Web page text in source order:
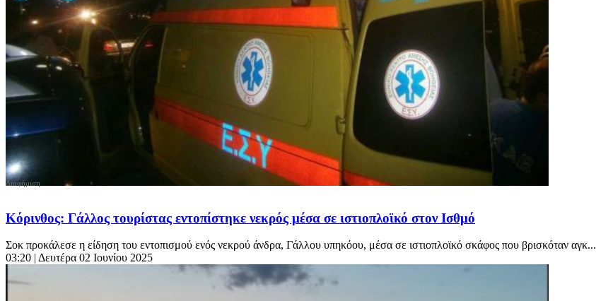
Κόρινθος: Γάλλος τουρίστας εντοπίστηκε νεκρός μέσα σε ιστιοπλοϊκό στον Ισθμό
Σοκ προκάλεσε η είδηση του εντοπισμού ενός νεκρού άνδρα, Γάλλου υπηκόου, μέσα σε ιστιοπλοϊκό σκάφος που βρισκόταν αγκ...
03:20 | Δευτέρα 02 Ιουνίου 2025